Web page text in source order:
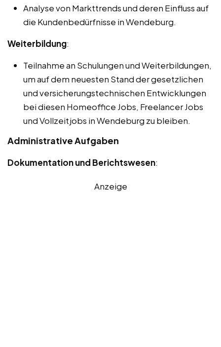
Analyse von Markttrends und deren Einfluss auf
die Kundenbedürfnisse in Wendeburg.
Weiterbildung:
Teilnahme an Schulungen und Weiterbildungen,
um auf dem neuesten Stand der gesetzlichen
und versicherungstechnischen Entwicklungen
bei diesen Homeoffice Jobs, Freelancer Jobs
und Vollzeitjobs in Wendeburg zu bleiben.
Administrative Aufgaben
Dokumentation und Berichtswesen:
Anzeige